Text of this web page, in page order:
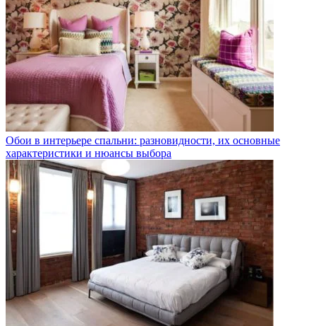
Обои в интерьере спальни: разновидности, их основные
характеристики и нюансы выбора